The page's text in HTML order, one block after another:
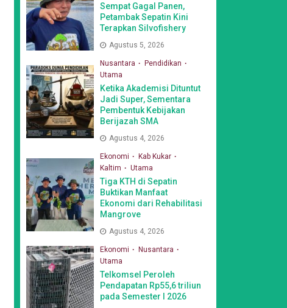
Sempat Gagal Panen,
Petambak Sepatin Kini
Terapkan Silvofishery
Agustus 5, 2026
Nusantara
Pendidikan
Utama
Ketika Akademisi Dituntut
Jadi Super, Sementara
Pembentuk Kebijakan
Berijazah SMA
Agustus 4, 2026
Ekonomi
Kab Kukar
Kaltim
Utama
Tiga KTH di Sepatin
Buktikan Manfaat
Ekonomi dari Rehabilitasi
Mangrove
Agustus 4, 2026
Ekonomi
Nusantara
Utama
Telkomsel Peroleh
Pendapatan Rp55,6 triliun
pada Semester I 2026